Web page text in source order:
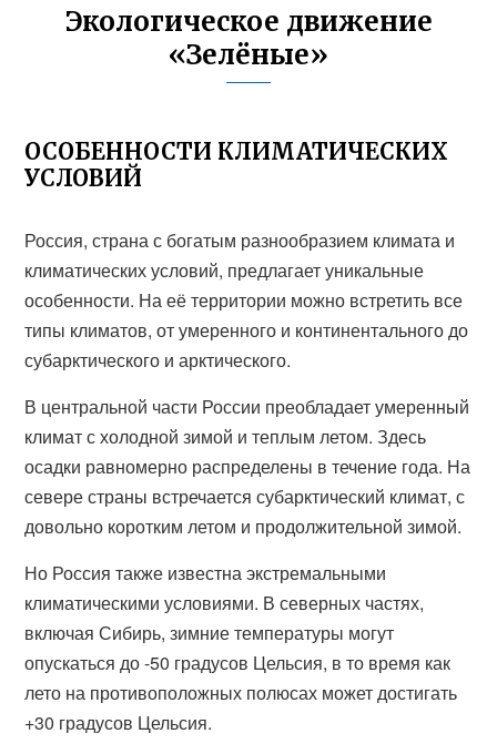
Экологическое движение
«Зелёные»
ОСОБЕННОСТИ КЛИМАТИЧЕСКИХ
УСЛОВИЙ
Россия, страна с богатым разнообразием климата и
климатических условий, предлагает уникальные
особенности. На её территории можно встретить все
типы климатов, от умеренного и континентального до
субарктического и арктического.
В центральной части России преобладает умеренный
климат с холодной зимой и теплым летом. Здесь
осадки равномерно распределены в течение года. На
севере страны встречается субарктический климат, с
довольно коротким летом и продолжительной зимой.
Но Россия также известна экстремальными
климатическими условиями. В северных частях,
включая Сибирь, зимние температуры могут
опускаться до -50 градусов Цельсия, в то время как
лето на противоположных полюсах может достигать
+30 градусов Цельсия.